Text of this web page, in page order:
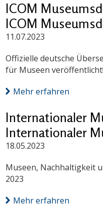
ICOM
ICOM
11.07.2023
Offizielle deutsche
für Museen veröffentlicht!
Mehr erfahren
Internationaler
Internationaler
18.05.2023
Museen, Nachhaltigkeit
2023
Mehr erfahren